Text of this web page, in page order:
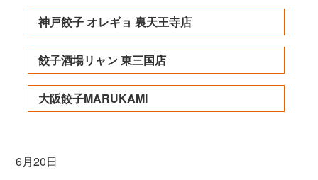
神戸餃子 オレギョ 裏天王寺店
餃子酒場リャン 東三国店
大阪餃子MARUKAMI
6月20日